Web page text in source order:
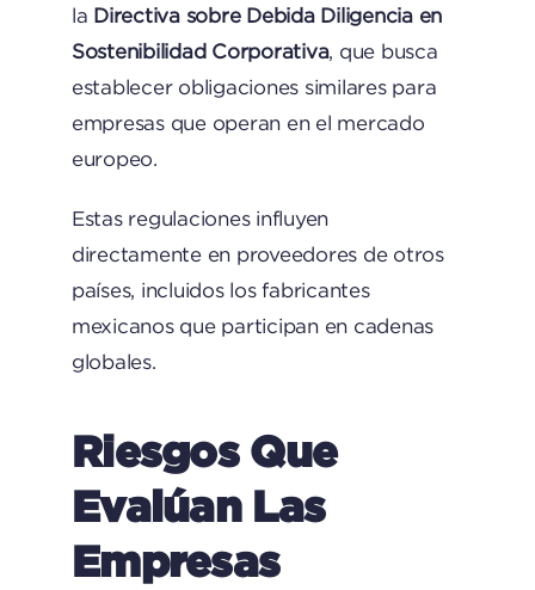
la Directiva sobre Debida Diligencia en
Sostenibilidad Corporativa, que busca
establecer obligaciones similares para
empresas que operan en el mercado
europeo.
Estas regulaciones influyen
directamente en proveedores de otros
países, incluidos los fabricantes
mexicanos que participan en cadenas
globales.
Riesgos Que
Evalúan Las
Empresas